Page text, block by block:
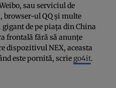
sau serviciul de
browser-ul QQ şi multe
de pe piaţa din China
frontală fără să anunţe
dispozitivul NEX, aceasta
este pornită, scrie go4it.